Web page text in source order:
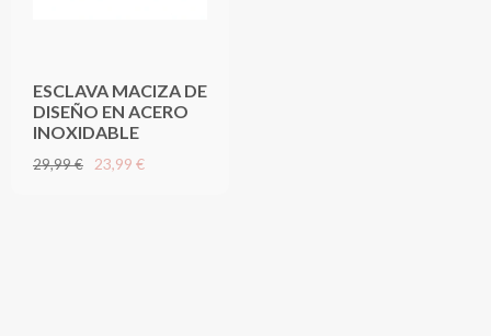
ESCLAVA MACIZA DE
DISEÑO EN ACERO
INOXIDABLE
29,99 € 23,99 €